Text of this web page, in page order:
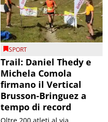
SPORT
Trail: Daniel Thedy e
Michela Comola
firmano il Vertical
Brusson-Bringuez a
tempo di record